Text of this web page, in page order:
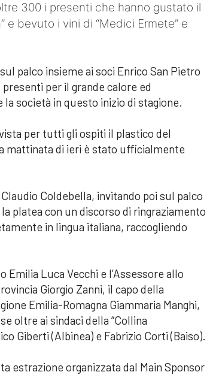
300 i presenti che hanno gustato il
bevuto i vini di “Medici Ermete” e
palco insieme ai soci Enrico San Pietro
per il grande calore ed
società in questo inizio di stagione.
per tutti gli ospiti il plastico del
mattinata di ieri è stato ufficialmente
Coldebella, invitando poi sul palco
platea con un discorso di ringraziamento
in lingua italiana, raccogliendo
Emilia Luca Vecchi e l’Assessore allo
Giorgio Zanni, il capo della
Emilia-Romagna Giammaria Manghi,
oltre ai sindaci della “Collina
Giberti (Albinea) e Fabrizio Corti (Baiso).
estrazione organizzata dal Main Sponsor